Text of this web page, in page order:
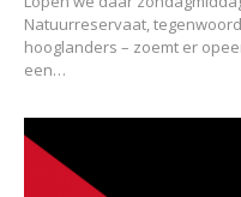
Natuurreservaat,
hooglanders – zoemt er
een…